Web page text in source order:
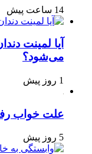
14 ساعت پیش
آیا لمینت
می‌شود؟
1 روز پیش
علت خواب
5 روز پیش